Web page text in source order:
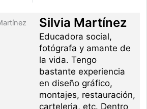
Silvia Martínez
Educadora social,
fotógrafa y amante de
la vida. Tengo
bastante experiencia
en diseño gráfico,
montajes, restauración,
carteleria, etc. Dentro